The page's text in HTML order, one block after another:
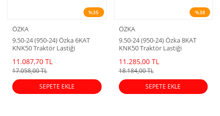
%35
ÖZKA
9.50-24 (950-24) Özka 6KAT
KNK50 Traktör Lastiği
11.087,70 TL
17.058,00 TL
SEPETE EKLE
%38
ÖZKA
9.50-24 (950-24) Özka 8KAT
KNK50 Traktör Lastiği
11.285,00 TL
18.184,00 TL
SEPETE EKLE